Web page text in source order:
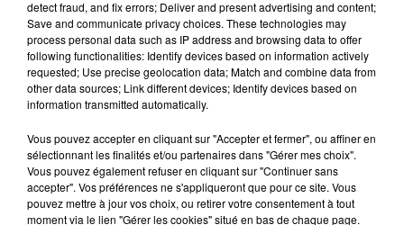
LA CENTRALE NUCLÉAIRE DE CHOOZ
TOUJOURS À L'ARRÊT
Cela fait déjà une semaine que la centrale
nucléaire ardennaise est à l'arrêt. Une situation
justifiée par la sécheresse intense qui est toujours
présente.
detect fraud, and fix errors; Deliver and present advertising and content;
Save and communicate privacy choices. These technologies may
process personal data such as IP address and browsing data to offer
following functionalities: Identify devices based on information actively
requested; Use precise geolocation data; Match and combine data from
other data sources; Link different devices; Identify devices based on
information transmitted automatically.
Vous pouvez accepter en cliquant sur "Accepter et fermer", ou affiner en
sélectionnant les finalités et/ou partenaires dans "Gérer mes choix".
Vous pouvez également refuser en cliquant sur "Continuer sans
accepter". Vos préférences ne s'appliqueront que pour ce site. Vous
pouvez mettre à jour vos choix, ou retirer votre consentement à tout
moment via le lien "Gérer les cookies" situé en bas de chaque page.